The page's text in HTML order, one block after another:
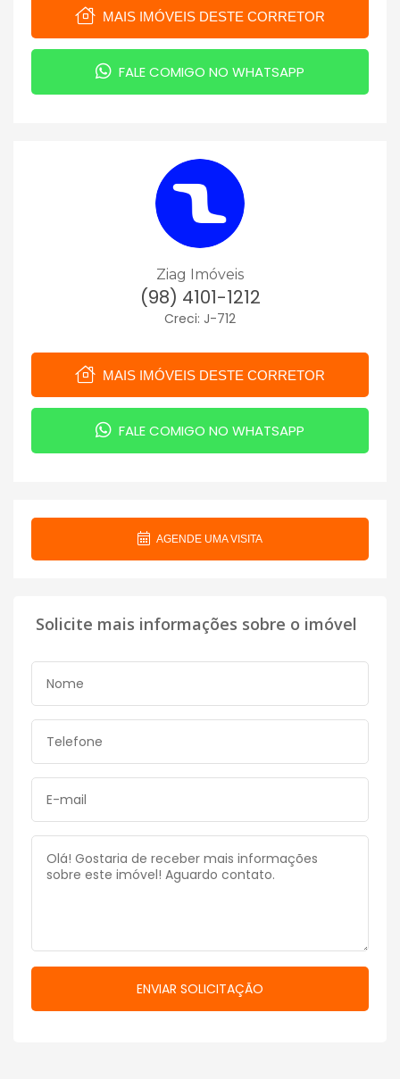
MAIS IMÓVEIS DESTE CORRETOR
FALE COMIGO NO WHATSAPP
Ziag Imóveis
(98) 4101-1212
Creci: J-712
MAIS IMÓVEIS DESTE CORRETOR
FALE COMIGO NO WHATSAPP
AGENDE UMA VISITA
Solicite mais informações sobre o imóvel